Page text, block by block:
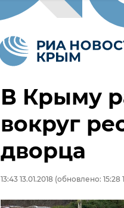
В Крыму
вокруг
дворца
13:43 13.01.2018 (обновлено: 15:28